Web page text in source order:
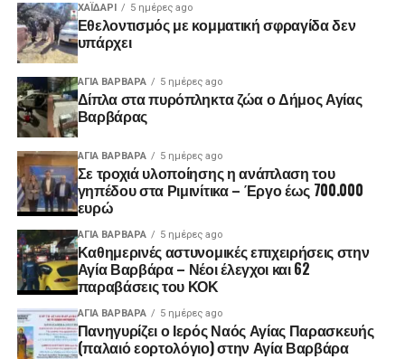
ΧΑΪΔΑΡΙ 5 ημέρες ago
Εθελοντισμός με κομματική σφραγίδα δεν
υπάρχει
ΑΓΙΑ ΒΑΡΒΑΡΑ 5 ημέρες ago
Δίπλα στα πυρόπληκτα ζώα ο Δήμος Αγίας
Βαρβάρας
ΑΓΙΑ ΒΑΡΒΑΡΑ 5 ημέρες ago
Σε τροχιά υλοποίησης η ανάπλαση του
γηπέδου στα Ριμινίτικα – Έργο έως 700.000
ευρώ
ΑΓΙΑ ΒΑΡΒΑΡΑ 5 ημέρες ago
Καθημερινές αστυνομικές επιχειρήσεις στην
Αγία Βαρβάρα – Νέοι έλεγχοι και 62
παραβάσεις του ΚΟΚ
ΑΓΙΑ ΒΑΡΒΑΡΑ 5 ημέρες ago
Πανηγυρίζει ο Ιερός Ναός Αγίας Παρασκευής
(παλαιό εορτολόγιο) στην Αγία Βαρβάρα